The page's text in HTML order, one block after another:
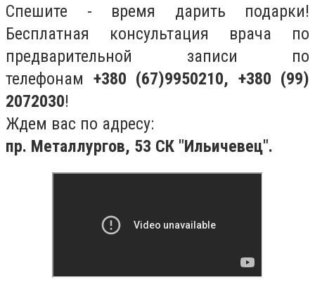
Спешите - время дарить подарки!
Бесплатная консультация врача по
предварительной записи по
телефонам +380 (67)9950210, +380 (99)
2072030!
Ждем вас по адресу:
пр. Металлургов, 53 СК "Ильичевец".